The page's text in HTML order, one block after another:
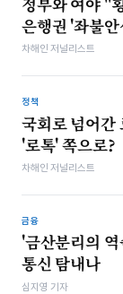
은행권 '좌불
차해인 저널리스트
정책
국회로 넘어간
'로톡' 쪽으로?
차해인 저널리스트
금융
'금산분리의 역
통신 탐내나
심지영 기자